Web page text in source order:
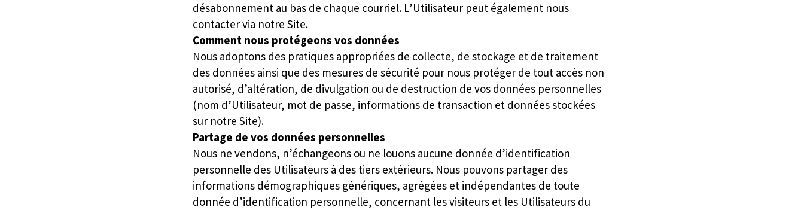
désabonnement au bas de chaque courriel. L’Utilisateur peut également nous
contacter via notre Site.
Comment nous protégeons vos données
Nous adoptons des pratiques appropriées de collecte, de stockage et de traitement
des données ainsi que des mesures de sécurité pour nous protéger de tout accès non
autorisé, d’altération, de divulgation ou de destruction de vos données personnelles
(nom d’Utilisateur, mot de passe, informations de transaction et données stockées
sur notre Site).
Partage de vos données personnelles
Nous ne vendons, n’échangeons ou ne louons aucune donnée d’identification
personnelle des Utilisateurs à des tiers extérieurs. Nous pouvons partager des
informations démographiques génériques, agrégées et indépendantes de toute
donnée d’identification personnelle, concernant les visiteurs et les Utilisateurs du